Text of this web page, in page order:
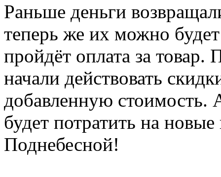
Раньше деньги
теперь же их можно будет
пройдёт оплата за товар.
начали действовать
добавленную стоимость.
будет потратить на
Поднебесной!